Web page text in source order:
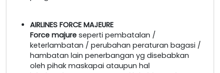
AIRLINES FORCE MAJEURE
Force majure seperti pembatalan /
keterlambatan / perubahan peraturan bagasi /
hambatan lain penerbangan yg disebabkan
oleh pihak maskapai ataupun hal